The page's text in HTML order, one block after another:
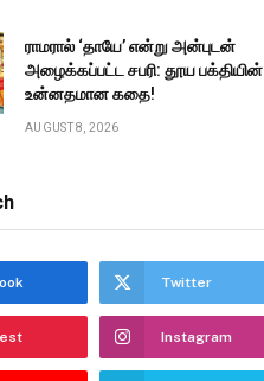
ராமரால் ‘தாயே’ என்று அன்புடன்
அழைக்கப்பட்ட சபரி: தூய பக்தியின்
உன்னதமான கதை!
AUGUST 8, 2026
Twitter
Instagram